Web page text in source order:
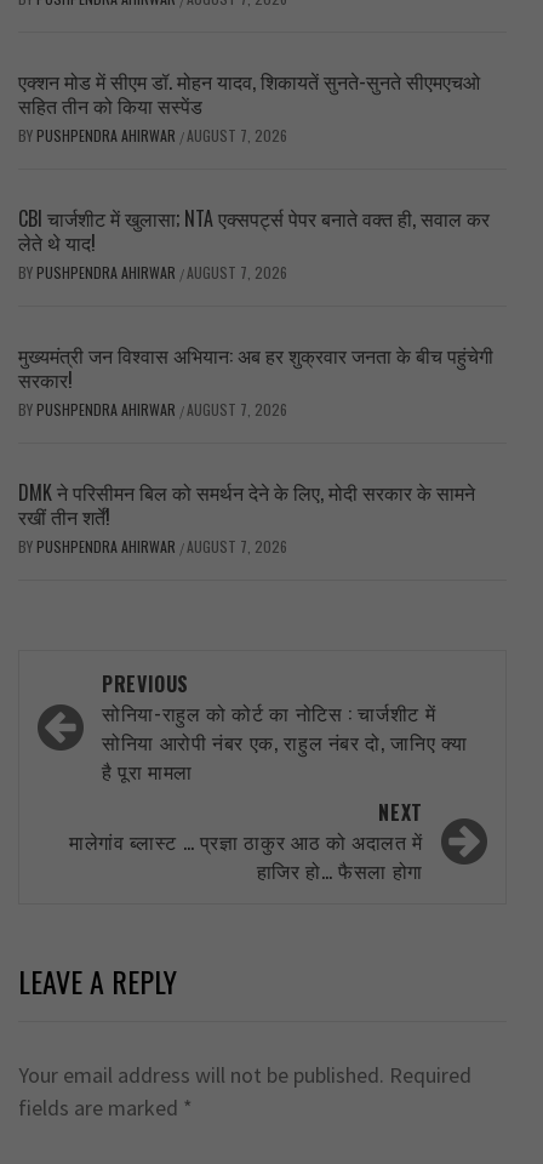
एक्शन मोड में सीएम डॉ. मोहन यादव, शिकायतें सुनते-सुनते सीएमएचओ
सहित तीन को किया सस्पेंड
BY PUSHPENDRA AHIRWAR /AUGUST 7, 2026
CBI चार्जशीट में खुलासा; NTA एक्सपर्ट्स पेपर बनाते वक्त ही, सवाल कर
लेते थे याद!
BY PUSHPENDRA AHIRWAR /AUGUST 7, 2026
मुख्यमंत्री जन विश्वास अभियान: अब हर शुक्रवार जनता के बीच पहुंचेगी
सरकार!
BY PUSHPENDRA AHIRWAR /AUGUST 7, 2026
DMK ने परिसीमन बिल को समर्थन देने के लिए, मोदी सरकार के सामने
रखीं तीन शर्तें!
BY PUSHPENDRA AHIRWAR /AUGUST 7, 2026
navigation
PREVIOUS
सोनिया-राहुल को कोर्ट का नोटिस : चार्जशीट में
सोनिया आरोपी नंबर एक, राहुल नंबर दो, जानिए क्या
है पूरा मामला
NEXT
मालेगांव ब्लास्ट … प्रज्ञा ठाकुर आठ को अदालत में
हाजिर हो… फैसला होगा
LEAVE A REPLY
Your email address will not be published. Required
fields are marked *